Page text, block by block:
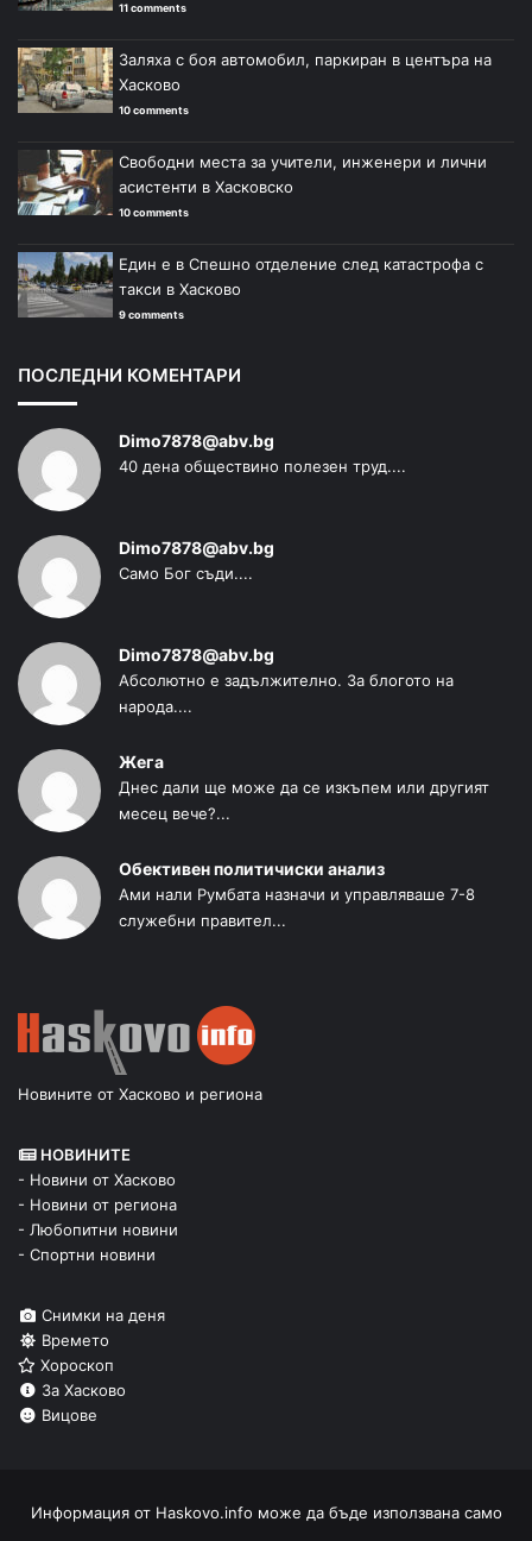
11 comments
Заляха с боя автомобил, паркиран в центъра на
Хасково
10 comments
Свободни места за учители, инженери и лични
асистенти в Хасковско
10 comments
Един е в Спешно отделение след катастрофа с
такси в Хасково
9 comments
ПОСЛЕДНИ КОМЕНТАРИ
Dimo7878@abv.bg
40 дена обществино полезен труд....
Dimo7878@abv.bg
Само Бог съди....
Dimo7878@abv.bg
Абсолютно е задължително. За блогото на
народа....
Жега
Днес дали ще може да се изкъпем или другият
месец вече?...
Обективен политичиски анализ
Ами нали Румбата назначи и управляваше 7-8
служебни правител...
Новините от Хасково и региона
НОВИНИТЕ
- Новини от Хасково
- Новини от региона
- Любопитни новини
- Спортни новини
Снимки на деня
Времето
Хороскоп
За Хасково
Вицове
Информация от Haskovo.info може да бъде използвана само